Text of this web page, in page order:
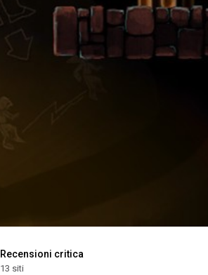
Recensioni critica
13 siti